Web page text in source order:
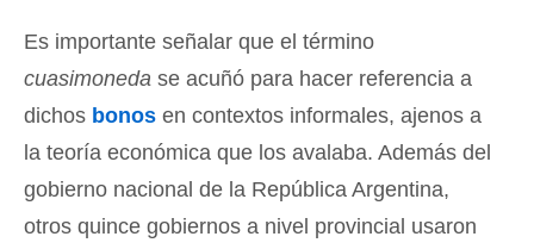
Es importante señalar que el término
cuasimoneda se acuñó para hacer referencia a
dichos bonos en contextos informales, ajenos a
la teoría económica que los avalaba. Además del
gobierno nacional de la República Argentina,
otros quince gobiernos a nivel provincial usaron